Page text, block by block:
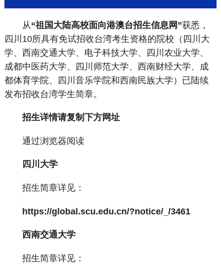
从“祖国大陆高校面向港澳台招生信息网”获悉，
四川10所具有免试招收台湾考生资格的院校（四川大
学、西南交通大学、电子科技大学、四川农业大学、
成都中医药大学、四川师范大学、西南财经大学、成
都体育学院、四川音乐学院和西南民族大学）已陆续
发布招收台湾学生简章。
招生详情请复制下方网址
通过浏览器阅读
四川大学
招生简章详见：
https://global.scu.edu.cn/?notice/_/3461
西南交通大学
招生简章详见：